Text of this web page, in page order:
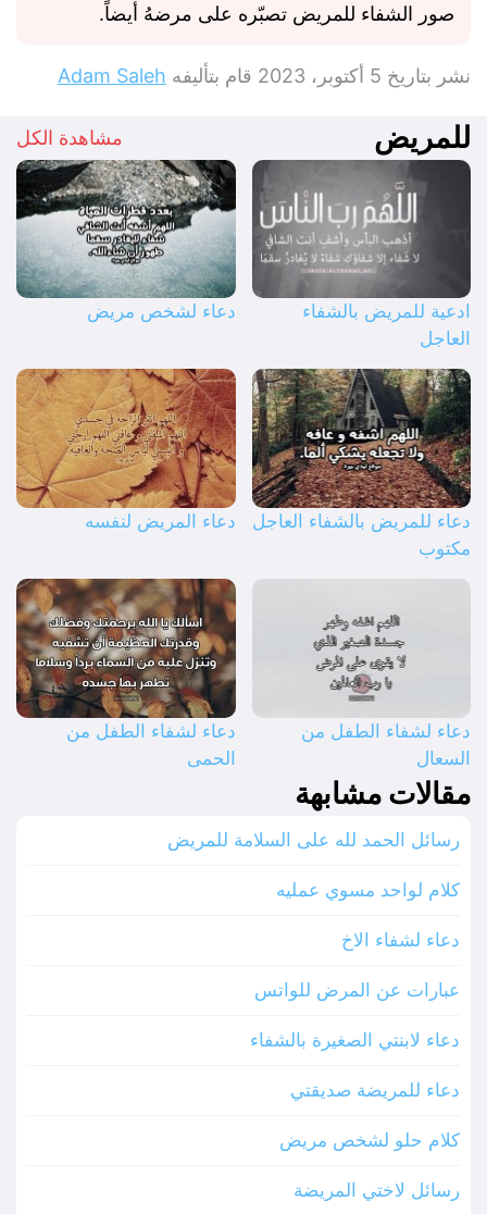
صور الشفاء للمريض تصبّره على مرضهُ أيضاً.
نشر بتاريخ 5 أكتوبر، 2023 قام بتأليفه Adam Saleh
للمريض مشاهدة الكل
ادعية للمريض بالشفاء
العاجل
دعاء لشخص مريض
دعاء للمريض بالشفاء العاجل
مكتوب
دعاء المريض لنفسه
دعاء لشفاء الطفل من
السعال
دعاء لشفاء الطفل من
الحمى
مقالات مشابهة
رسائل الحمد لله على السلامة للمريض
كلام لواحد مسوي عمليه
دعاء لشفاء الاخ
عبارات عن المرض للواتس
دعاء لابنتي الصغيرة بالشفاء
دعاء للمريضة صديقتي
كلام حلو لشخص مريض
رسائل لاختي المريضة